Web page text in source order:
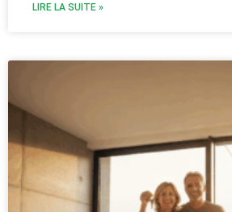
LIRE LA SUITE »